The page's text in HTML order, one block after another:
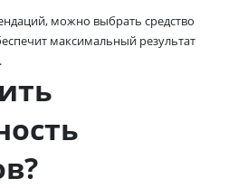
можно выбрать средство
максимальный результат